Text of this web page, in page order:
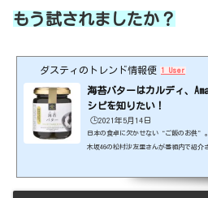
もう試されましたか？
ダスティのトレンド情報便 1 User
海苔バターはカルディ、
シピを知りたい！
🕒️2021年5月14日
日本の食卓に欠かせない“ご飯のお供”
木坂46の松村沙友里さんが番組内で紹介